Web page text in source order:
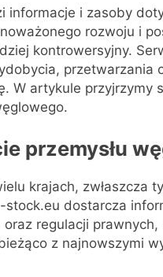
i zasoby
rozwoju i
kontrowersyjny.
przetwarzania
W artykule przyjrzymy
przemysłu
krajach, zwłaszcza
dostarcza
regulacji prawnych,
z najnowszymi